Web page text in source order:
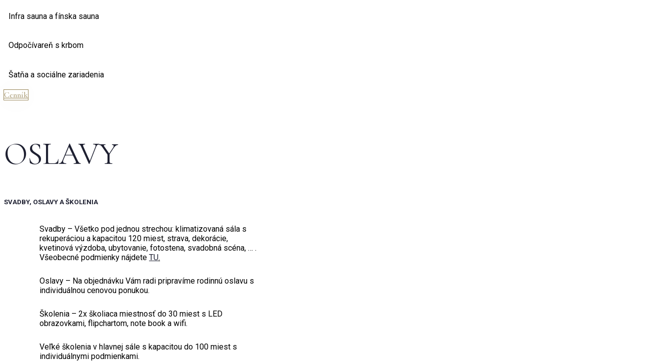
Infra sauna a fínska sauna
Odpočívareň s krbom
Šatňa a sociálne zariadenia
Cenník
OSLAVY
SVADBY, OSLAVY A ŠKOLENIA
Svadby – Všetko pod jednou strechou: klimatizovaná sála s
rekuperáciou a kapacitou 120 miest, strava, dekorácie,
kvetinová výzdoba, ubytovanie, fotostena, svadobná scéna, … .
Všeobecné podmienky nájdete TU.
Oslavy – Na objednávku Vám radi pripravíme rodinnú oslavu s
individuálnou cenovou ponukou.
Školenia – 2x školiaca miestnosť do 30 miest s LED
obrazovkami, flipchartom, note book a wifi.
Veľké školenia v hlavnej sále s kapacitou do 100 miest s
individuálnymi podmienkami.